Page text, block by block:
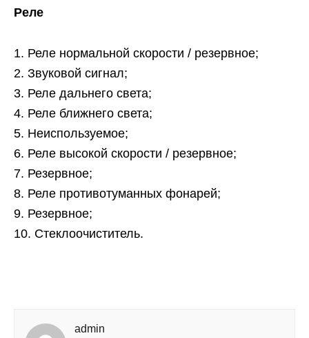
Реле
1. Реле нормальной скорости / резервное;
2. Звуковой сигнал;
3. Реле дальнего света;
4. Реле ближнего света;
5. Неиспользуемое;
6. Реле высокой скорости / резервное;
7. Резервное;
8. Реле противотуманных фонарей;
9. Резервное;
10. Стеклоочиститель.
admin